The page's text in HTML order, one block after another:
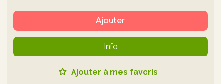
Ajouter
Info
Ajouter à mes favoris